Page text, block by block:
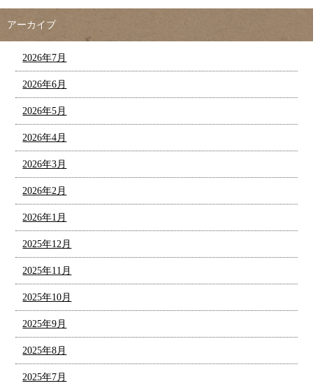
アーカイブ
2026年7月
2026年6月
2026年5月
2026年4月
2026年3月
2026年2月
2026年1月
2025年12月
2025年11月
2025年10月
2025年9月
2025年8月
2025年7月